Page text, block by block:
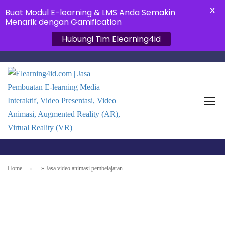
JASA VIDEO ANIMASI
PEMBELAJARAN
Home » Jasa video animasi pembelajaran
Buat Modul E-learning & LMS Anda Semakin
Menarik dengan Gamification
Hubungi Tim Elearning4id
X